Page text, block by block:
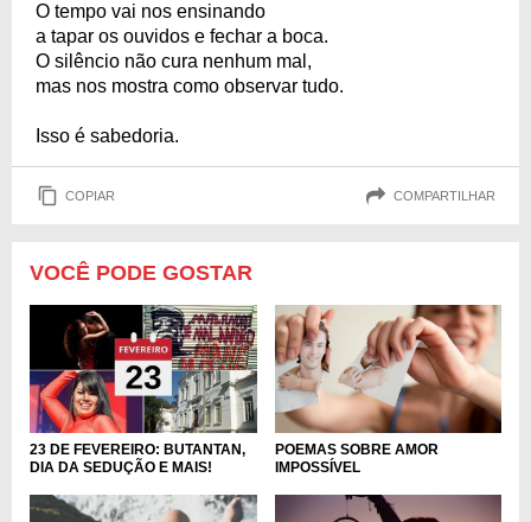
O tempo vai nos ensinando
a tapar os ouvidos e fechar a boca.
O silêncio não cura nenhum mal,
mas nos mostra como observar tudo.
Isso é sabedoria.
COPIAR COMPARTILHAR
VOCÊ PODE GOSTAR
23 DE FEVEREIRO: BUTANTAN,
DIA DA SEDUÇÃO E MAIS!
POEMAS SOBRE AMOR
IMPOSSÍVEL